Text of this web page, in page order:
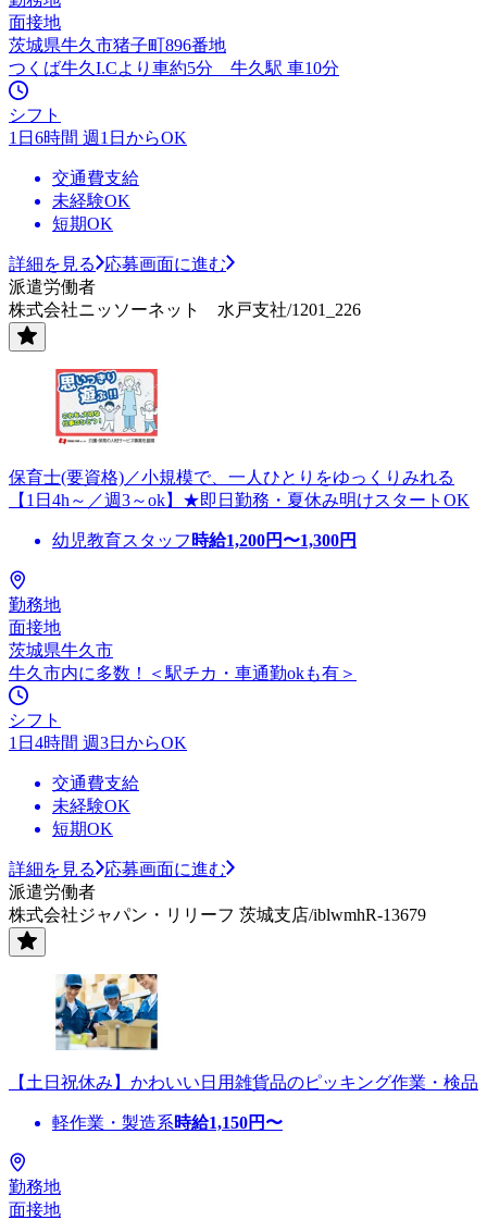
面接地
茨城県牛久市猪子町896番地
つくば牛久I.Cより車約5分 牛久駅 車10分
シフト
1日6時間 週1日からOK
交通費支給
未経験OK
短期OK
詳細を見る
応募画面に進む
派遣労働者
株式会社ニッソーネット 水戸支社/1201_226
保育士(要資格)／小規模で、一人ひとりをゆっくりみれる
【1日4h～／週3～ok】★即日勤務・夏休み明けスタートOK
幼児教育スタッフ 時給1,200円〜1,300円
勤務地
面接地
茨城県牛久市
牛久市内に多数！＜駅チカ・車通勤okも有＞
シフト
1日4時間 週3日からOK
交通費支給
未経験OK
短期OK
詳細を見る
応募画面に進む
派遣労働者
株式会社ジャパン・リリーフ 茨城支店/iblwmhR-13679
【土日祝休み】かわいい日用雑貨品のピッキング作業・検品
軽作業・製造系時給1,150円〜
勤務地
面接地